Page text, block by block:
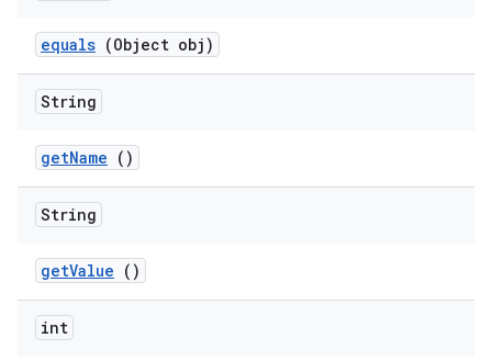
equals (Object obj)
String
getName ()
String
getValue ()
int